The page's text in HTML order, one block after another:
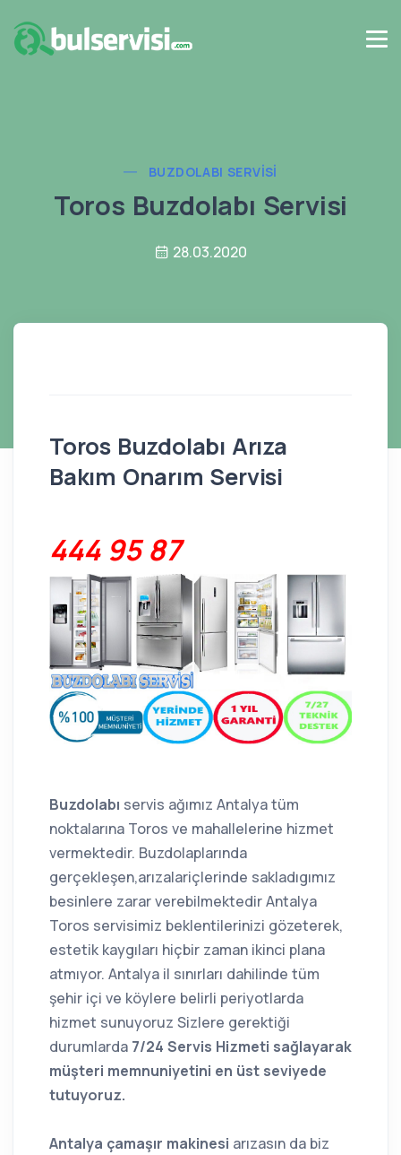
BUZDOLABI SERVISI
Toros Buzdolabı Servisi
28.03.2020
Toros Buzdolabı Arıza
Bakım Onarım Servisi
444 95 87
Buzdolabı servis ağımız Antalya tüm
noktalarına Toros ve mahallelerine hizmet
vermektedir. Buzdolaplarında
gerçekleşen,arızalariçlerinde sakladıgımız
besinlere zarar verebilmektedir Antalya
Toros servisimiz beklentilerinizi gözeterek,
estetik kaygıları hiçbir zaman ikinci plana
atmıyor. Antalya il sınırları dahilinde tüm
şehir içi ve köylere belirli periyotlarda
hizmet sunuyoruz Sizlere gerektiği
durumlarda 7/24 Servis Hizmeti sağlayarak
müşteri memnuniyetini en üst seviyede
tutuyoruz.
Antalya çamaşır makinesi arızasın da biz